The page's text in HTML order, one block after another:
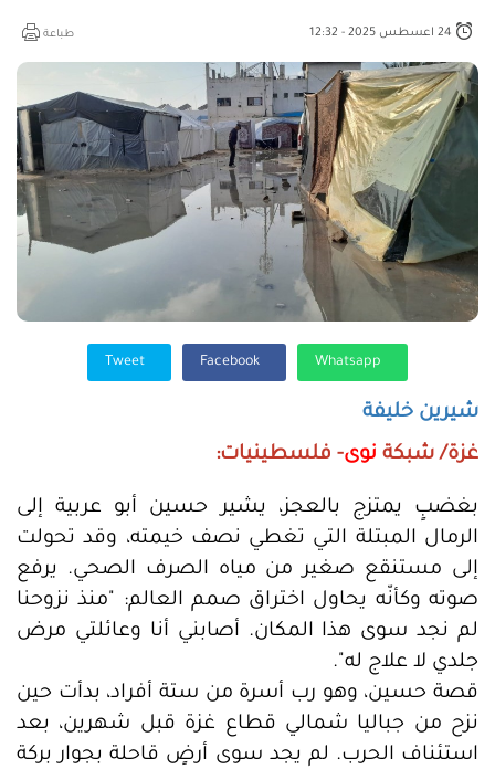
24 اعسطس 2025 - 12:32 طباعة
شيرين خليفة
غزة/ شبكة نوى- فلسطينيات:
بغضبٍ يمتزج بالعجز، يشير حسين أبو عربية إلى
الرمال المبتلة التي تغطي نصف خيمته، وقد تحولت
إلى مستنقع صغير من مياه الصرف الصحي. يرفع
صوته وكأنّه يحاول اختراق صمم العالم: "منذ نزوحنا
لم نجد سوى هذا المكان. أصابني أنا وعائلتي مرض
جلدي لا علاج له".
قصة حسين، وهو رب أسرة من ستة أفراد، بدأت حين
نزح من جباليا شمالي قطاع غزة قبل شهرين، بعد
استئناف الحرب. لم يجد سوى أرضٍ قاحلة بجوار بركة